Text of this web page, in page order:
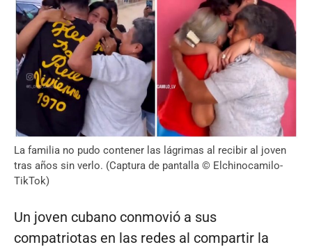
La familia no pudo contener las lágrimas al recibir al joven
tras años sin verlo. (Captura de pantalla © Elchinocamilo-
TikTok)
Un joven cubano conmovió a sus
compatriotas en las redes al compartir la